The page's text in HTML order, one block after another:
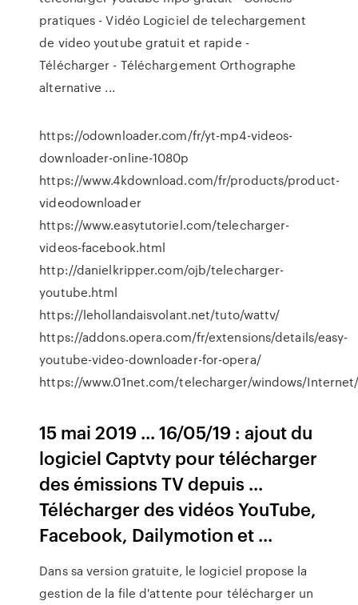
pratiques - Vidéo Logiciel de telechargement
de video youtube gratuit et rapide -
Télécharger - Téléchargement Orthographe
alternative ...
https://odownloader.com/fr/yt-mp4-videos-
downloader-online-1080p
https://www.4kdownload.com/fr/products/product-
videodownloader
https://www.easytutoriel.com/telecharger-
videos-facebook.html
http://danielkripper.com/ojb/telecharger-
youtube.html
https://lehollandaisvolant.net/tuto/wattv/
https://addons.opera.com/fr/extensions/details/easy-
youtube-video-downloader-for-opera/
https://www.01net.com/telecharger/windows/
15 mai 2019 ... 16/05/19 : ajout du
logiciel Captvty pour télécharger
des émissions TV depuis ...
Télécharger des vidéos YouTube,
Facebook, Dailymotion et ...
Dans sa version gratuite, le logiciel propose la
gestion de la file d'attente pour télécharger un